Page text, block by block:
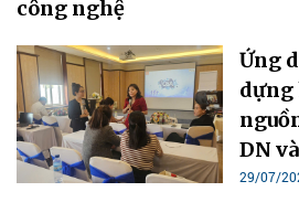
công nghệ
Ứng
dựng
DN
29/07/